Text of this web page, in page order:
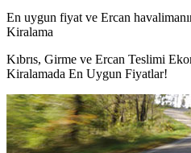
En uygun fiyat ve Ercan
Kiralama
Kıbrıs, Girme ve Ercan Teslimi
Kiralamada En Uygun Fiyatlar!